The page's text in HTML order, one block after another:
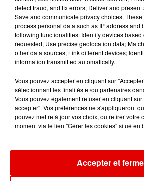
TITRES DIFFUSÉS
3h20
3h20 3h16
3h16
detect fraud, and fix errors; Deliver and
Save and communicate privacy choices.
process personal data such as IP address and
following functionalities: Identify devices
requested; Use precise geolocation data;
other data sources; Link different devices;
information transmitted automatically.
Vous pouvez accepter en cliquant sur
sélectionnant les finalités et/ou partenaires
Vous pouvez également refuser en cliquant
accepter". Vos préférences ne s'appliqueront
pouvez mettre à jour vos choix, ou retirer votre
moment via le lien "Gérer les cookies" situé en
Accepter et